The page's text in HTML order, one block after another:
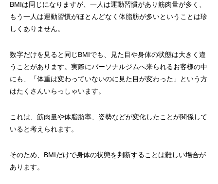
BMIは同じになりますが、一人は運動習慣があり筋肉量が多く、
もう一人は運動習慣がほとんどなく体脂肪が多いということは珍
しくありません。
数字だけを見ると同じBMIでも、見た目や身体の状態は大きく違
うことがあります。実際にパーソナルジムへ来られるお客様の中
にも、「体重は変わっていないのに見た目が変わった」という方
はたくさんいらっしゃいます。
これは、筋肉量や体脂肪率、姿勢などが変化したことが関係して
いると考えられます。
そのため、BMIだけで身体の状態を判断することは難しい場合が
あります。